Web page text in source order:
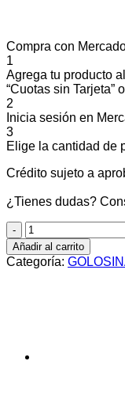
Compra con
1
Agrega tu producto
“Cuotas sin Tarjeta”
2
Inicia sesión en
3
Elige la cantidad de
Crédito sujeto a
¿Tienes dudas?
Whiskas
Snacks
x
40
Añadir al carrito
Categoría: